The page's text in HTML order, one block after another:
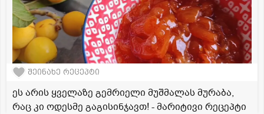
შეინახე რეცეპტი
ეს არის ყველაზე გემრიელი მუშმალას მურაბა,
რაც კი ოდესმე გაგისინჯავთ! - მარიტივი რეცეპტი